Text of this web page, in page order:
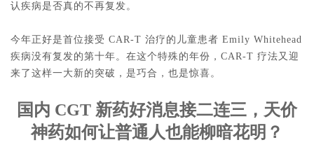
认疾病是否真的不再复发。
今年正好是首位接受 CAR-T 治疗的儿童患者 Emily Whitehead
疾病没有复发的第十年。在这个特殊的年份，CAR-T 疗法又迎
来了这样一大新的突破，是巧合，也是惊喜。
国内 CGT 新药好消息接二连三，天价
神药如何让普通人也能柳暗花明？